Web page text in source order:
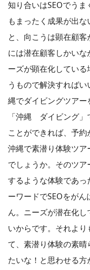
知り合いはSEOでう
もまったく成果が出
と、向こうは顕在顧
には潜在顧客しかい
ーズが顕在化してい
うもので解決すれば
縄でダイビングツア
「沖縄 ダイビング」
ことができれば、予
沖縄で素潜り体験ツア
でしょうか。そのツ
するような体験であ
ーワードでSEOをが
ん。ニーズが潜在化
いからです。それより
て、素潜り体験の素
たいな！と思わせる